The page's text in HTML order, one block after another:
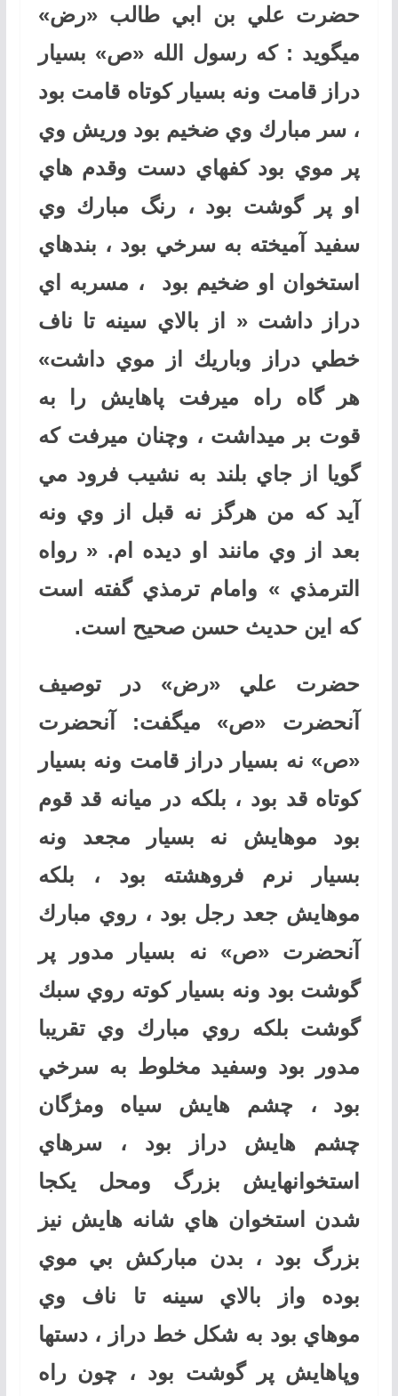
حضرت علي بن ابي طالب «رض»
ميگويد : كه رسول الله «ص» بسيار
دراز قامت ونه بسيار كوتاه قامت بود
، سر مبارك وي ضخيم بود وريش وي
پر موي بود كفهاي دست وقدم هاي
او پر گوشت بود ، رنگ مبارك وي
سفيد آميخته به سرخي بود ، بندهاي
استخوان او ضخيم بود ، مسربه اي
دراز داشت « از بالاي سينه تا ناف
خطي دراز وباريك از موي داشت»
هر گاه راه ميرفت پاهايش را به
قوت بر ميداشت ، وچنان ميرفت كه
گويا از جاي بلند به نشيب فرود مي
آيد كه من هرگز نه قبل از وي ونه
بعد از وي مانند او ديده ام. « رواه
الترمذي » وامام ترمذي گفته است
كه اين حديث حسن صحيح است.
حضرت علي «رض» در توصيف
آنحضرت «ص» ميگفت: آنحضرت
«ص» نه بسيار دراز قامت ونه بسيار
كوتاه قد بود ، بلكه در ميانه قد قوم
بود موهايش نه بسيار مجعد ونه
بسيار نرم فروهشته بود ، بلكه
موهايش جعد رجل بود ، روي مبارك
آنحضرت «ص» نه بسيار مدور پر
گوشت بود ونه بسيار كوته روي سبك
گوشت بلكه روي مبارك وي تقريبا
مدور بود وسفيد مخلوط به سرخي
بود ، چشم هايش سياه ومژگان
چشم هايش دراز بود ، سرهاي
استخوانهايش بزرگ ومحل يكجا
شدن استخوان هاي شانه هايش نيز
بزرگ بود ، بدن مباركش بي موي
بوده واز بالاي سينه تا ناف وي
موهاي بود به شكل خط دراز ، دستها
وپاهايش پر گوشت بود ، چون راه